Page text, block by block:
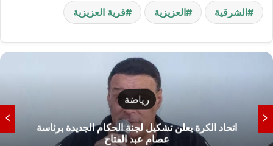
الشرقية العزيزية قرية العزيزية
رياضة
اتحاد الكرة يعلن تشكيل لجنة الحكام الجديدة برئاسة
عصام عبد الفتاح